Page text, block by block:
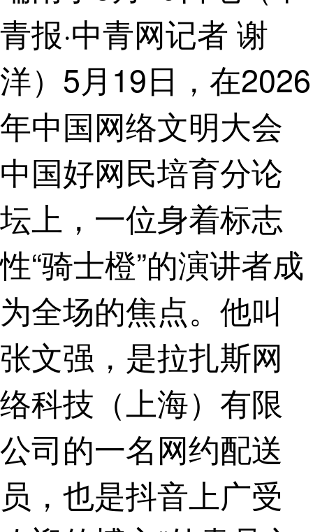
青报·中青网记者 谢
洋）5月19日，在2026
年中国网络文明大会
中国好网民培育分论
坛上，一位身着标志
性“骑士橙”的演讲者成
为全场的焦点。他叫
张文强，是拉扎斯网
络科技（上海）有限
公司的一名网约配送
员，也是抖音上广受